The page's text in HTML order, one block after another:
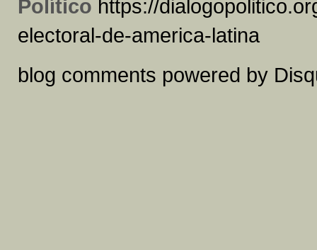
Político https://
electoral-de-america-latina
blog comments powered by